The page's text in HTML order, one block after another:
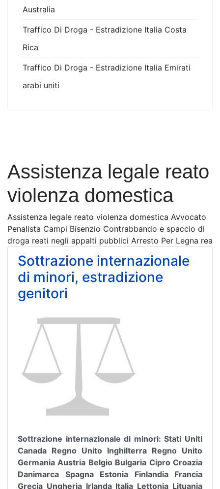
Australia
Traffico Di Droga - Estradizione Italia Costa
Rica
Traffico Di Droga - Estradizione Italia Emirati
arabi uniti
Assistenza legale reato
violenza domestica
Assistenza legale reato violenza domestica Avvocato
Penalista Campi Bisenzio Contrabbando e spaccio di
droga reati negli appalti pubblici Arresto Per Legna rea
Sottrazione internazionale
di minori, estradizione
genitori
Sottrazione internazionale di minori: Stati Uniti
Canada Regno Unito Inghilterra Regno Unito
Germania Austria Belgio Bulgaria Cipro Croazia
Danimarca Spagna Estonia Finlandia Francia
Grecia Ungheria Irlanda Italia Lettonia Lituania